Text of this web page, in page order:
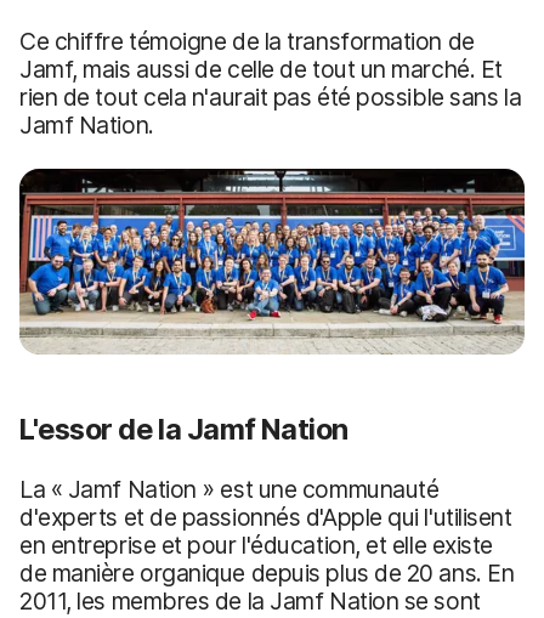
Ce chiffre témoigne de la transformation de
Jamf, mais aussi de celle de tout un marché. Et
rien de tout cela n'aurait pas été possible sans la
Jamf Nation.
L'essor de la Jamf Nation
La « Jamf Nation » est une communauté
d'experts et de passionnés d'Apple qui l'utilisent
en entreprise et pour l'éducation, et elle existe
de manière organique depuis plus de 20 ans. En
2011, les membres de la Jamf Nation se sont